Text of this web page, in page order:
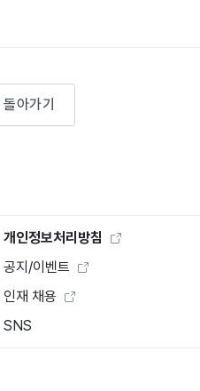
아가기
개인정보처리방침
공지/이벤트
인재 채용
SNS